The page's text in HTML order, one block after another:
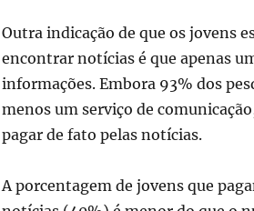
Outra indicação de que os jovens
encontrar notícias é que apenas
informações. Embora 93% dos
menos um serviço de
pagar de fato pelas notícias.
A porcentagem de jovens que